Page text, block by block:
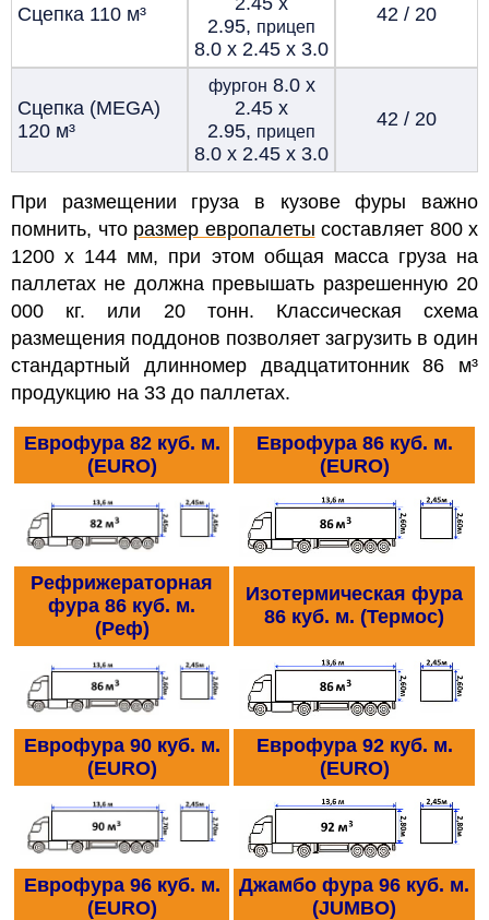
Сцепка 110 м³
2.95, прицеп
8.0 х 2.45 х 3.0
42 / 20
Сцепка (MEGA)
120 м³
фургон 8.0 х
2.45 х
2.95, прицеп
8.0 х 2.45 х 3.0
42 / 20
При размещении груза в кузове фуры важно
помнить, что размер европалеты составляет 800 х
1200 х 144 мм, при этом общая масса груза на
паллетах не должна превышать разрешенную 20
000 кг. или 20 тонн. Классическая схема
размещения поддонов позволяет загрузить в один
стандартный длинномер двадцатитонник 86 м³
продукцию на 33 до паллетах.
Еврофура 82 куб. м.
(EURO)
Еврофура 86 куб. м.
(EURO)
Рефрижераторная
фура 86 куб. м.
(Реф)
Изотермическая фура
86 куб. м. (Термос)
Еврофура 90 куб. м.
(EURO)
Еврофура 92 куб. м.
(EURO)
Еврофура 96 куб. м.
(EURO)
Джамбо фура 96 куб. м.
(JUMBО)